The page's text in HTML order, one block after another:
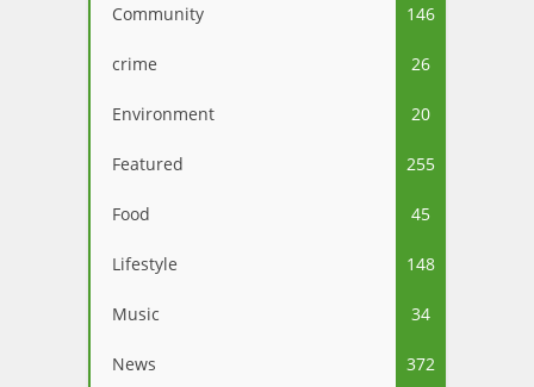
Community 146
crime 26
Environment 20
Featured 255
Food 45
Lifestyle 148
Music 34
News 372